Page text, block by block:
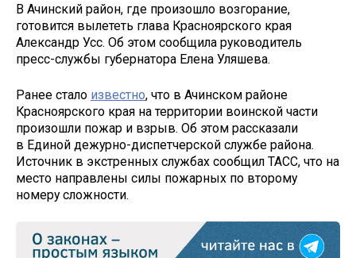
В Ачинский район, где произошло возгорание,
готовится вылететь глава Красноярского края
Александр Усс. Об этом сообщила руководитель
пресс-службы губернатора Елена Уляшева.
Ранее стало известно, что в Ачинском районе
Красноярского края на территории воинской части
произошли пожар и взрыв. Об этом рассказали
в Единой дежурно-диспетчерской службе района.
Источник в экстренных службах сообщил ТАСС, что на
место направлены силы пожарных по второму
номеру сложности.